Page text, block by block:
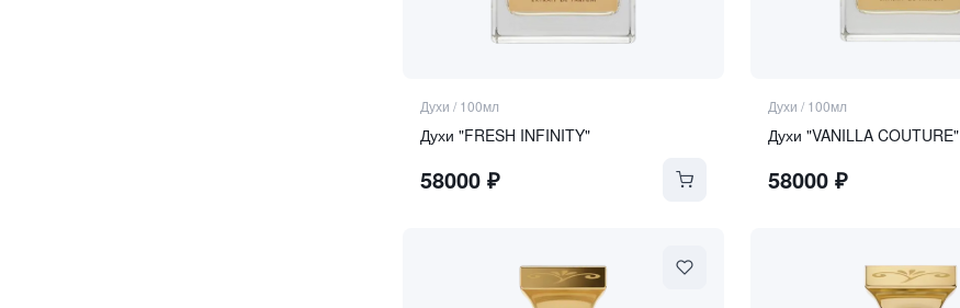
Духи / 100мл
Духи "FRESH INFINITY"
58000₽
Духи / 100мл
Духи "VANILLA COUTURE"
58000₽